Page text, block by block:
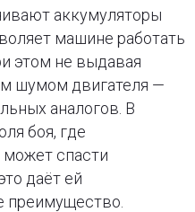
аккумуляторы
машине работать
этом не выдавая
шумом двигателя —
аналогов. В
боя, где
может спасти
даёт ей
преимущество.